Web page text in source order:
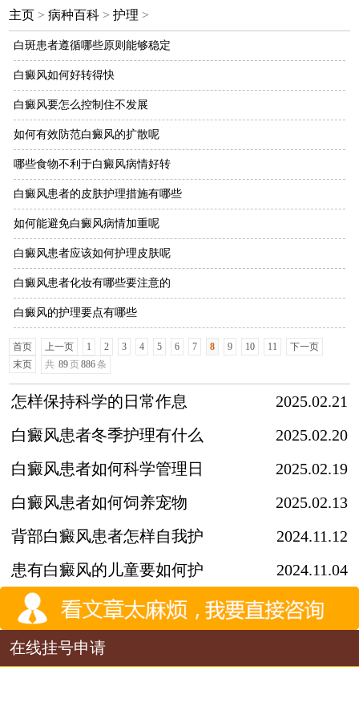
主页 >病种百科 >护理 >
白斑患者遵循哪些原则能够稳定
白癜风如何好转得快
白癜风要怎么控制住不发展
如何有效防范白癜风的扩散呢
哪些食物不利于白癜风病情好转
白癜风患者的皮肤护理措施有哪些
如何能避免白癜风病情加重呢
白癜风患者应该如何护理皮肤呢
白癜风患者化妆有哪些要注意的
白癜风的护理要点有哪些
首页 上一页 1 2 3 4 5 6 7 8 9 10 11
下一页
末页
共 89页886条
怎样保持科学的日常作息
2025.02.21
白癜风患者冬季护理有什么
2025.02.20
白癜风患者如何科学管理日
2025.02.19
白癜风患者如何饲养宠物
2025.02.13
背部白癜风患者怎样自我护
2024.11.12
患有白癜风的儿童要如何护
2024.11.04
在线挂号申请